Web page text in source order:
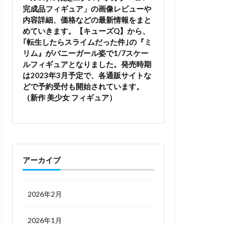
完成品フィギュア」の画像レビューや
内容詳細、価格などの最新情報をまと
めていきます。【キューズQ】から、
｢転生したらスライムだった件｣の『ミ
リム』がバニーガール姿で1/7スケー
ルフィギュアとなりました。発売時期
は2023年3月予定で、各通販サイトな
どで予約受付も開始されています。
（新作 美少女 フィギュア）
アーカイブ
2026年2月
2026年1月